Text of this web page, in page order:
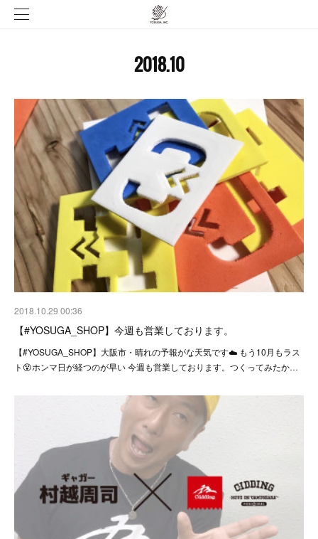
2018.10
2018.10.29 00:36
【#YOSUGA_SHOP】今週も営業しております。
【#YOSUGA_SHOP】大阪市・晴れの予報がな天気です☁️ もう10月もラス
ト😵ホンマ日が経つのが早い 今週も営業しております。つくってみたか…